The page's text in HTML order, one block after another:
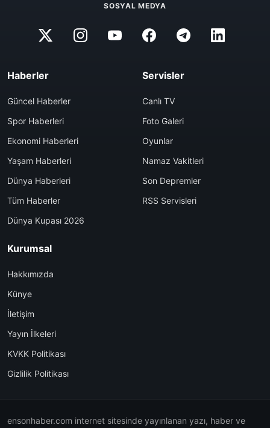
SOSYAL MEDYA
Haberler
Güncel Haberler
Spor Haberleri
Ekonomi Haberleri
Yaşam Haberleri
Dünya Haberleri
Tüm Haberler
Dünya Kupası 2026
Servisler
Canlı TV
Foto Galeri
Oyunlar
Namaz Vakitleri
Son Depremler
RSS Servisleri
Kurumsal
Hakkımızda
Künye
İletişim
Yayın İlkeleri
KVKK Politikası
Gizlilik Politikası
ensonhaber.com internet sitesinde yayınlanan yazı, haber ve